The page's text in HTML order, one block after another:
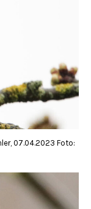
07.04.2023 Foto: